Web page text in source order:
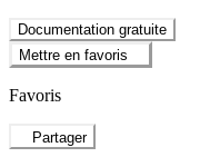
Documentation gratuite
Mettre en favoris
Favoris
Partager